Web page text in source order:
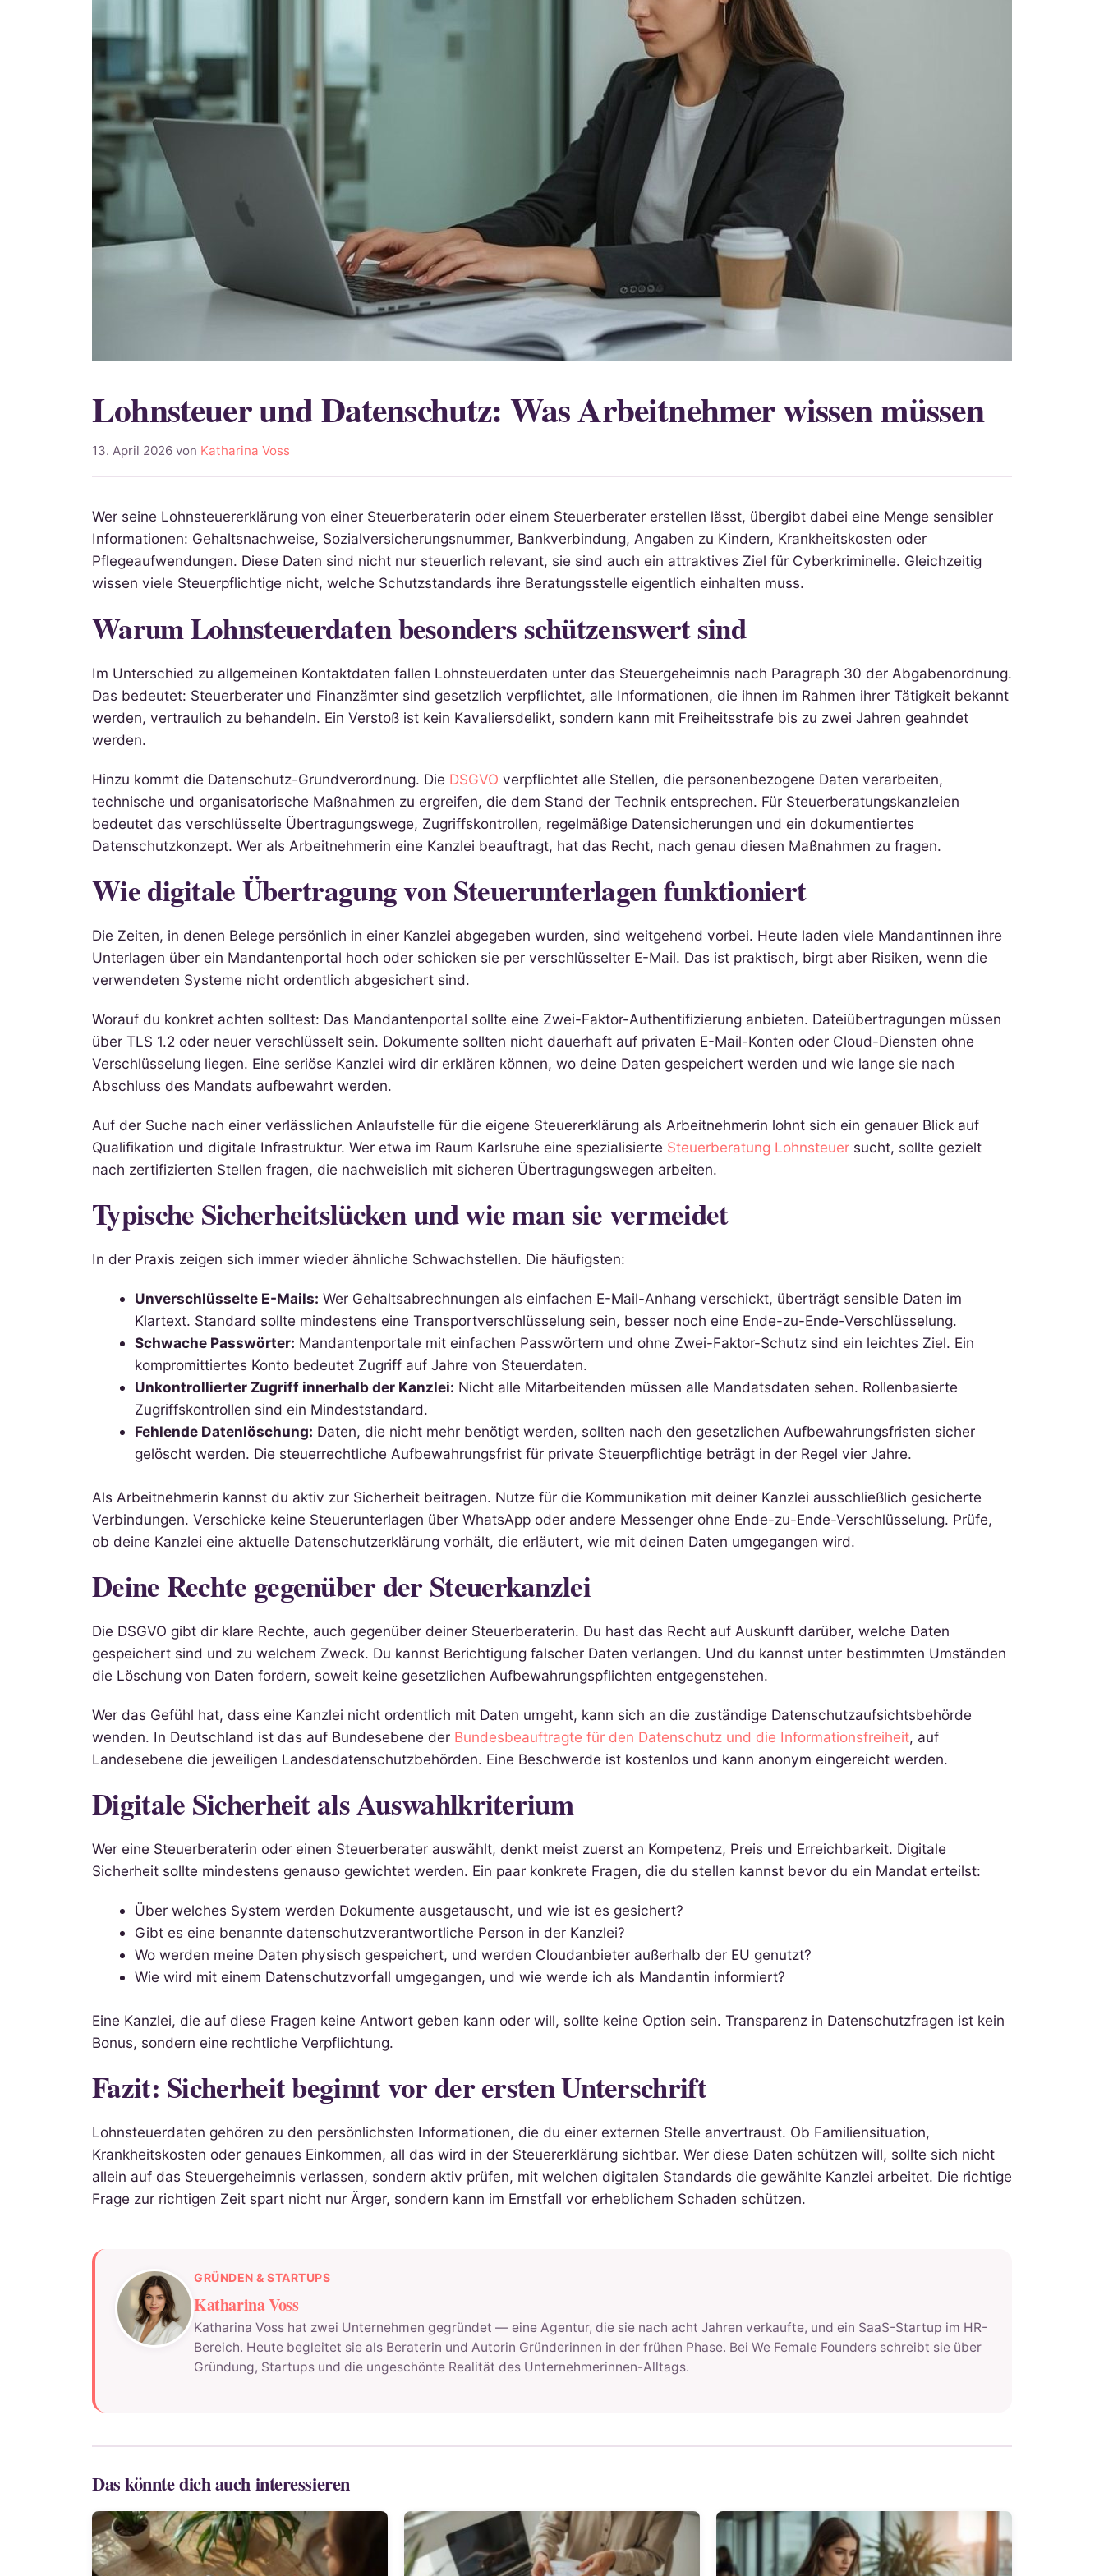
Lohnsteuer und Datenschutz: Was Arbeitnehmer wissen müssen
13. April 2026 von Katharina Voss
Wer seine Lohnsteuererklärung von einer Steuerberaterin oder einem Steuerberater erstellen lässt, übergibt dabei eine Menge sensibler
Informationen: Gehaltsnachweise, Sozialversicherungsnummer, Bankverbindung, Angaben zu Kindern, Krankheitskosten oder
Pflegeaufwendungen. Diese Daten sind nicht nur steuerlich relevant, sie sind auch ein attraktives Ziel für Cyberkriminelle. Gleichzeitig
wissen viele Steuerpflichtige nicht, welche Schutzstandards ihre Beratungsstelle eigentlich einhalten muss.
Warum Lohnsteuerdaten besonders schützenswert sind
Im Unterschied zu allgemeinen Kontaktdaten fallen Lohnsteuerdaten unter das Steuergeheimnis nach Paragraph 30 der Abgabenordnung.
Das bedeutet: Steuerberater und Finanzämter sind gesetzlich verpflichtet, alle Informationen, die ihnen im Rahmen ihrer Tätigkeit bekannt
werden, vertraulich zu behandeln. Ein Verstoß ist kein Kavaliersdelikt, sondern kann mit Freiheitsstrafe bis zu zwei Jahren geahndet
werden.
Hinzu kommt die Datenschutz-Grundverordnung. Die DSGVO verpflichtet alle Stellen, die personenbezogene Daten verarbeiten,
technische und organisatorische Maßnahmen zu ergreifen, die dem Stand der Technik entsprechen. Für Steuerberatungskanzleien
bedeutet das verschlüsselte Übertragungswege, Zugriffskontrollen, regelmäßige Datensicherungen und ein dokumentiertes
Datenschutzkonzept. Wer als Arbeitnehmerin eine Kanzlei beauftragt, hat das Recht, nach genau diesen Maßnahmen zu fragen.
Wie digitale Übertragung von Steuerunterlagen funktioniert
Die Zeiten, in denen Belege persönlich in einer Kanzlei abgegeben wurden, sind weitgehend vorbei. Heute laden viele Mandantinnen ihre
Unterlagen über ein Mandantenportal hoch oder schicken sie per verschlüsselter E-Mail. Das ist praktisch, birgt aber Risiken, wenn die
verwendeten Systeme nicht ordentlich abgesichert sind.
Worauf du konkret achten solltest: Das Mandantenportal sollte eine Zwei-Faktor-Authentifizierung anbieten. Dateiübertragungen müssen
über TLS 1.2 oder neuer verschlüsselt sein. Dokumente sollten nicht dauerhaft auf privaten E-Mail-Konten oder Cloud-Diensten ohne
Verschlüsselung liegen. Eine seriöse Kanzlei wird dir erklären können, wo deine Daten gespeichert werden und wie lange sie nach
Abschluss des Mandats aufbewahrt werden.
Auf der Suche nach einer verlässlichen Anlaufstelle für die eigene Steuererklärung als Arbeitnehmerin lohnt sich ein genauer Blick auf
Qualifikation und digitale Infrastruktur. Wer etwa im Raum Karlsruhe eine spezialisierte Steuerberatung Lohnsteuer sucht, sollte gezielt
nach zertifizierten Stellen fragen, die nachweislich mit sicheren Übertragungswegen arbeiten.
Typische Sicherheitslücken und wie man sie vermeidet
In der Praxis zeigen sich immer wieder ähnliche Schwachstellen. Die häufigsten:
Unverschlüsselte E-Mails: Wer Gehaltsabrechnungen als einfachen E-Mail-Anhang verschickt, überträgt sensible Daten im
Klartext. Standard sollte mindestens eine Transportverschlüsselung sein, besser noch eine Ende-zu-Ende-Verschlüsselung.
Schwache Passwörter: Mandantenportale mit einfachen Passwörtern und ohne Zwei-Faktor-Schutz sind ein leichtes Ziel. Ein
kompromittiertes Konto bedeutet Zugriff auf Jahre von Steuerdaten.
Unkontrollierter Zugriff innerhalb der Kanzlei: Nicht alle Mitarbeitenden müssen alle Mandatsdaten sehen. Rollenbasierte
Zugriffskontrollen sind ein Mindeststandard.
Fehlende Datenlöschung: Daten, die nicht mehr benötigt werden, sollten nach den gesetzlichen Aufbewahrungsfristen sicher
gelöscht werden. Die steuerrechtliche Aufbewahrungsfrist für private Steuerpflichtige beträgt in der Regel vier Jahre.
Als Arbeitnehmerin kannst du aktiv zur Sicherheit beitragen. Nutze für die Kommunikation mit deiner Kanzlei ausschließlich gesicherte
Verbindungen. Verschicke keine Steuerunterlagen über WhatsApp oder andere Messenger ohne Ende-zu-Ende-Verschlüsselung. Prüfe,
ob deine Kanzlei eine aktuelle Datenschutzerklärung vorhält, die erläutert, wie mit deinen Daten umgegangen wird.
Deine Rechte gegenüber der Steuerkanzlei
Die DSGVO gibt dir klare Rechte, auch gegenüber deiner Steuerberaterin. Du hast das Recht auf Auskunft darüber, welche Daten
gespeichert sind und zu welchem Zweck. Du kannst Berichtigung falscher Daten verlangen. Und du kannst unter bestimmten Umständen
die Löschung von Daten fordern, soweit keine gesetzlichen Aufbewahrungspflichten entgegenstehen.
Wer das Gefühl hat, dass eine Kanzlei nicht ordentlich mit Daten umgeht, kann sich an die zuständige Datenschutzaufsichtsbehörde
wenden. In Deutschland ist das auf Bundesebene der Bundesbeauftragte für den Datenschutz und die Informationsfreiheit, auf
Landesebene die jeweiligen Landesdatenschutzbehörden. Eine Beschwerde ist kostenlos und kann anonym eingereicht werden.
Digitale Sicherheit als Auswahlkriterium
Wer eine Steuerberaterin oder einen Steuerberater auswählt, denkt meist zuerst an Kompetenz, Preis und Erreichbarkeit. Digitale
Sicherheit sollte mindestens genauso gewichtet werden. Ein paar konkrete Fragen, die du stellen kannst bevor du ein Mandat erteilst:
Über welches System werden Dokumente ausgetauscht, und wie ist es gesichert?
Gibt es eine benannte datenschutzverantwortliche Person in der Kanzlei?
Wo werden meine Daten physisch gespeichert, und werden Cloudanbieter außerhalb der EU genutzt?
Wie wird mit einem Datenschutzvorfall umgegangen, und wie werde ich als Mandantin informiert?
Eine Kanzlei, die auf diese Fragen keine Antwort geben kann oder will, sollte keine Option sein. Transparenz in Datenschutzfragen ist kein
Bonus, sondern eine rechtliche Verpflichtung.
Fazit: Sicherheit beginnt vor der ersten Unterschrift
Lohnsteuerdaten gehören zu den persönlichsten Informationen, die du einer externen Stelle anvertraust. Ob Familiensituation,
Krankheitskosten oder genaues Einkommen, all das wird in der Steuererklärung sichtbar. Wer diese Daten schützen will, sollte sich nicht
allein auf das Steuergeheimnis verlassen, sondern aktiv prüfen, mit welchen digitalen Standards die gewählte Kanzlei arbeitet. Die richtige
Frage zur richtigen Zeit spart nicht nur Ärger, sondern kann im Ernstfall vor erheblichem Schaden schützen.
GRÜNDEN & STARTUPS
Katharina Voss
Katharina Voss hat zwei Unternehmen gegründet — eine Agentur, die sie nach acht Jahren verkaufte, und ein SaaS-Startup im HR-
Bereich. Heute begleitet sie als Beraterin und Autorin Gründerinnen in der frühen Phase. Bei We Female Founders schreibt sie über
Gründung, Startups und die ungeschönte Realität des Unternehmerinnen-Alltags.
Das könnte dich auch interessieren